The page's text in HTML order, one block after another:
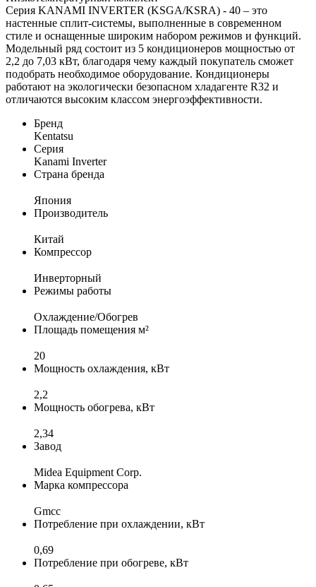
Серия KANAMI INVERTER (KSGA/KSRA) - 40 – это
настенные сплит-системы, выполненные в современном
стиле и оснащенные широким набором режимов и функций.
Модельный ряд состоит из 5 кондиционеров мощностью от
2,2 до 7,03 кВт, благодаря чему каждый покупатель сможет
подобрать необходимое оборудование. Кондиционеры
работают на экологически безопасном хладагенте R32 и
отличаются высоким классом энергоэффективности.
Бренд
Kentatsu
Серия
Kanami Inverter
Страна бренда
Япония
Производитель
Китай
Компрессор
Инверторный
Режимы работы
Охлаждение/Обогрев
Площадь помещения м²
20
Мощность охлаждения, кВт
2,2
Мощность обогрева, кВт
2,34
Завод
Midea Equipment Corp.
Марка компрессора
Gmcc
Потребление при охлаждении, кВт
0,69
Потребление при обогреве, кВт